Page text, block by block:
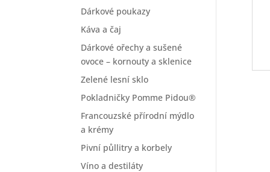
Dárkové poukazy
Káva a čaj
Dárkové ořechy a sušené
ovoce – kornouty a sklenice
Zelené lesní sklo
Pokladničky Pomme Pidou®
Francouzské přírodní mýdlo
a krémy
Pivní půllitry a korbely
Víno a destiláty